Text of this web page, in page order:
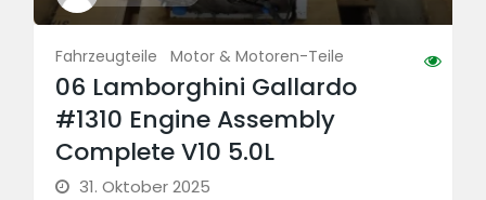
Fahrzeugteile Motor & Motoren-Teile
06 Lamborghini Gallardo
#1310 Engine Assembly
Complete V10 5.0L
31. Oktober 2025